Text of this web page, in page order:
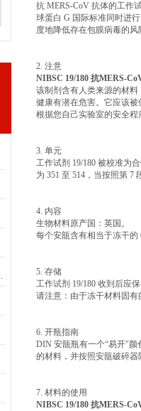
抗 MERS-CoV 抗体的工作
球蛋白 G 国际标准同时进
度地降低存在包膜病毒的风
2. 注意
NIBSC 19/180 抗MERS-
该制剂含有人类来源的材
健康有潜在危害。它应该被
根据您自己实验室的安全
3. 单元
工作试剂 19/180 被校准为
为 351 至 514，当按照第 7
4. 内容
生物材料原产国：英国。
每个安瓿含有相当于冻干的
5. 存储
工作试剂 19/180 收到后应
请注意：由于冻干材料固
6. 开瓶指南
DIN 安瓿瓶有一个“易开"
的材料，并按照安瓿破碎
7. 材料的使用
NIBSC 19/180 抗MERS-